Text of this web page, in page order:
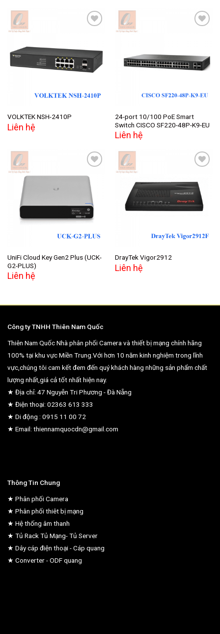
Add to
wishlist
VOLKTEK NSH-2410P
Liên hệ
wishlist
24-port 10/100 PoE Smart
Switch CISCO SF220-48P-K9-EU
Liên hệ
Add to
wishlist
UniFi Cloud Key Gen2 Plus (UCK-
G2-PLUS)
Liên hệ
Add to
wishlist
DrayTek Vigor2912
Liên hệ
Công ty TNHH Thiên Nam Quốc
Thiên Nam Quốc Nhà phân phối Camera và thiết bị mạng chính hãng
100% tại khu vực Miền Trung.Với hơn 10 năm kinh nghiệm trong lĩnh
vực,chúng tôi cam kết đem đến quý khách hàng những sản phẩm chất
lượng nhất,giá cả tốt nhất hiện nay.
★ Địa chỉ: 47 Nguyễn Tri Phương - Đà Nẵng
★ Điện thoại: 02363 613 333
★ Di động : 0915 11 00 72
★ Email: thiennamquocdn@gmail.com
Thông Tin Chung
★ Phân phối Camera
★ Phân phối thiêt bị mạng
★ Hệ thống âm thanh
★ Tủ Rack Tủ Mạng- Tủ Server
★ Dây cáp điện thoại - Cáp quang
★ Converter - ODF quang